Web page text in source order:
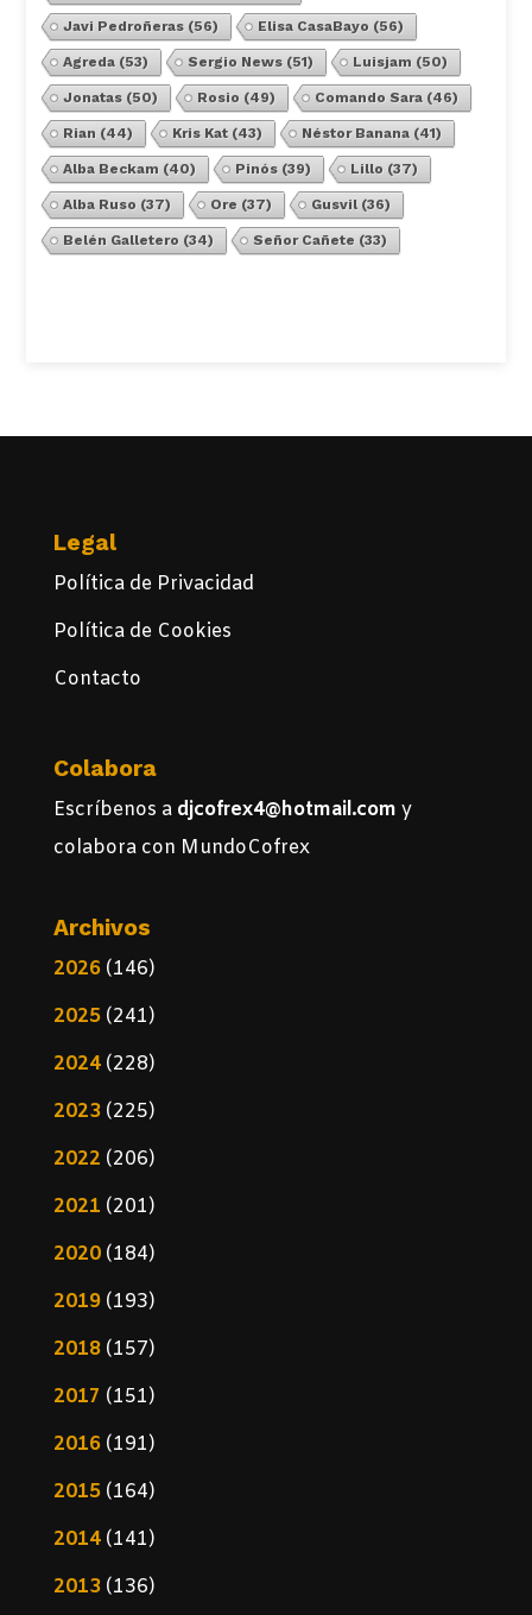
Javi Pedroñeras(56) Elisa CasaBayo (56)
Agreda(53) Sergio News(51) Luisjam (50)
Jonatas(50) Rosio (49) Comando Sara(46)
Rian (44) Kris Kat(43) Néstor Banana(41)
Alba Beckam (40) Pinós(39) Lillo (37)
Alba Ruso (37) Ore (37) Gusvil(36)
Belén Galletero (34) Señor Cañete (33)
Legal
Política de Privacidad
Política de Cookies
Contacto
Colabora
Escríbenos a djcofrex4@hotmail.com y
colabora con MundoCofrex
Archivos
2026(146)
2025(241)
2024(228)
2023(225)
2022 (206)
2021 (201)
2020(184)
2019(193)
2018(157)
2017 (151)
2016(191)
2015(164)
2014(141)
2013(136)